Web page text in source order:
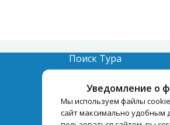
Уведомление о
Мы используем файлы
сайт максимально удобным
Поиск Тура
Отели